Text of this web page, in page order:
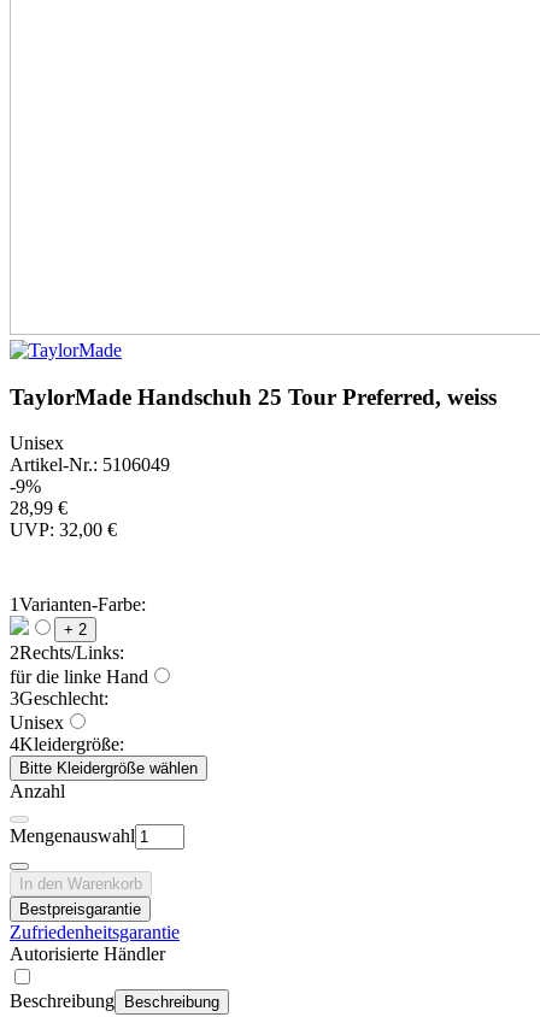
TaylorMade Handschuh 25 Tour Preferred, weiss
Unisex
Artikel-Nr.: 5106049
-9%
28,99 €
UVP: 32,00 €
1Varianten-Farbe:
+ 2
2Rechts/Links:
für die linke Hand
3Geschlecht:
Unisex
4Kleidergröße:
Bitte Kleidergröße wählen
Anzahl
Mengenauswahl
In den Warenkorb
Bestpreisgarantie
Zufriedenheitsgarantie
Autorisierte Händler
Beschreibung Beschreibung